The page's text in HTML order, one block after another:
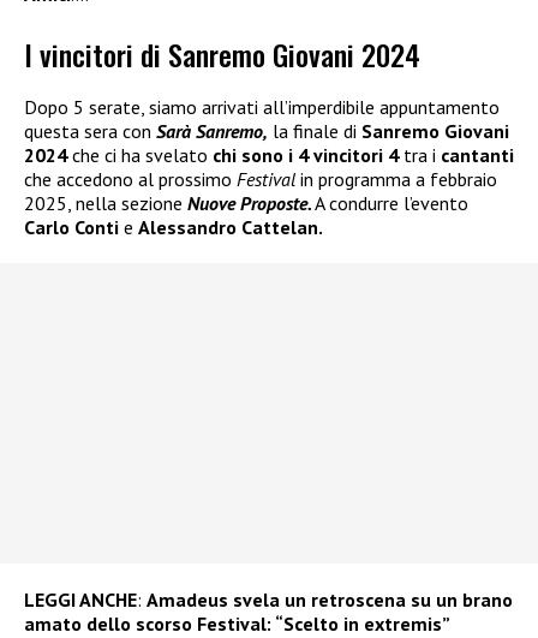
I vincitori di Sanremo Giovani 2024
Dopo 5 serate, siamo arrivati all’imperdibile appuntamento
questa sera con Sarà Sanremo, la finale di Sanremo Giovani
2024che ci ha svelato chi sono i 4 vincitori 4 tra i cantanti
che accedono al prossimo Festival in programma a febbraio
2025, nella sezione Nuove Proposte.A condurre l’evento
Carlo Conti e Alessandro Cattelan.
LEGGI ANCHE: Amadeus svela un retroscena su un brano
amato dello scorso Festival: “Scelto in extremis”